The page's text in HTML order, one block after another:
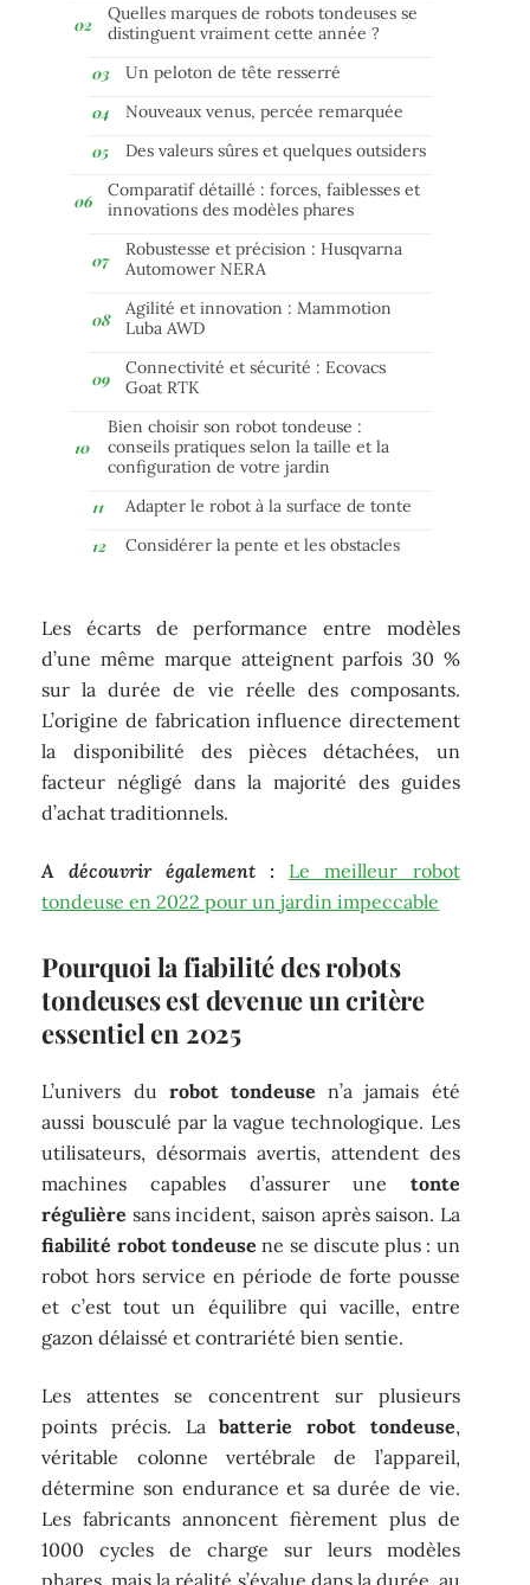
Quelles marques de robots tondeuses se
distinguent vraiment cette année ?
Un peloton de tête resserré
Nouveaux venus, percée remarquée
Des valeurs sûres et quelques outsiders
Comparatif détaillé : forces, faiblesses et
innovations des modèles phares
Robustesse et précision : Husqvarna
Automower NERA
Agilité et innovation : Mammotion
Luba AWD
Connectivité et sécurité : Ecovacs
Goat RTK
Bien choisir son robot tondeuse :
conseils pratiques selon la taille et la
configuration de votre jardin
Adapter le robot à la surface de tonte
Considérer la pente et les obstacles
Les écarts de performance entre modèles
d’une même marque atteignent parfois 30 %
sur la durée de vie réelle des composants.
L’origine de fabrication influence directement
la disponibilité des pièces détachées, un
facteur négligé dans la majorité des guides
d’achat traditionnels.
A découvrir également :
Le meilleur robot
tondeuse en 2022 pour un jardin impeccable
Pourquoi la fiabilité des robots
tondeuses est devenue un critère
essentiel en 2025
L’univers du robot tondeuse n’a jamais été
aussi bousculé par la vague technologique. Les
utilisateurs, désormais avertis, attendent des
machines capables d’assurer une tonte
régulière sans incident, saison après saison. La
fiabilité robot tondeuse ne se discute plus : un
robot hors service en période de forte pousse
et c’est tout un équilibre qui vacille, entre
gazon délaissé et contrariété bien sentie.
Les attentes se concentrent sur plusieurs
points précis. Labatterie robot tondeuse,
véritable colonne vertébrale de l’appareil,
détermine son endurance et sa durée de vie.
Les fabricants annoncent fièrement plus de
1000 cycles de charge sur leurs modèles
phares, mais la réalité s’évalue dans la durée, au